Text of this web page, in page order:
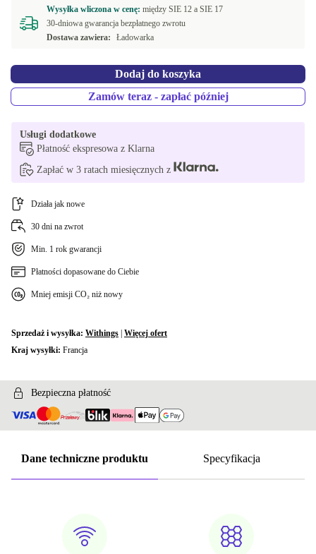
Wysyłka wliczona w cenę: między SIE 12 a SIE 17
30-dniowa gwarancja bezpłatnego zwrotu
Dostawa zawiera:
Ładowarka
Dodaj do koszyka
Zamów teraz - zapłać później
Usługi dodatkowe
Płatność ekspresowa z Klarna
Zapłać w 3 ratach miesięcznych z
Działa jak nowe
30 dni na zwrot
Min. 1 rok gwarancji
Płatności dopasowane do Ciebie
Mniej emisji CO₂ niż nowy
Sprzedaż i wysyłka: Withings Więcej ofert
Kraj wysyłki: Francja
Bezpieczna płatność
Dane techniczne produktu Specyfikacja